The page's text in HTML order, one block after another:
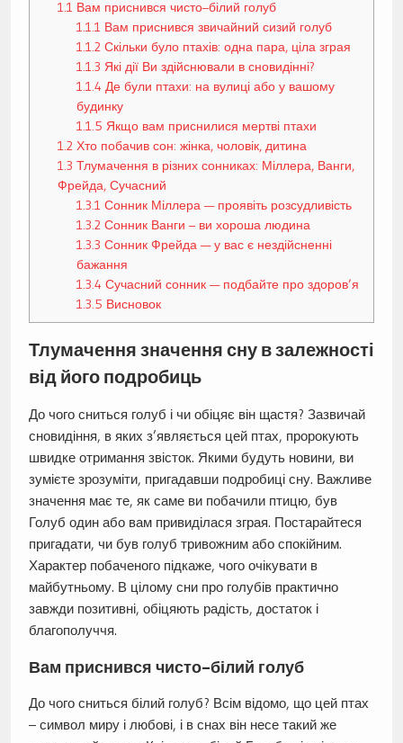
1.1 Вам приснився чисто–білий голуб
1.1.1 Вам приснився звичайний сизий голуб
1.1.2 Скільки було птахів: одна пара, ціла зграя
1.1.3 Які дії Ви здійснювали в сновидінні?
1.1.4 Де були птахи: на вулиці або у вашому
будинку
1.1.5 Якщо вам приснилися мертві птахи
1.2 Хто побачив сон: жінка, чоловік, дитина
1.3 Тлумачення в різних сонниках: Міллера, Ванги,
Фрейда, Сучасний
1.3.1 Сонник Міллера — проявіть розсудливість
1.3.2 Сонник Ванги – ви хороша людина
1.3.3 Сонник Фрейда — у вас є нездійсненні
бажання
1.3.4 Сучасний сонник — подбайте про здоров’я
1.3.5 Висновок
Тлумачення значення сну в залежності
від його подробиць
До чого сниться голуб і чи обіцяє він щастя? Зазвичай
сновидіння, в яких з’являється цей птах, пророкують
швидке отримання звісток. Якими будуть новини, ви
зумієте зрозуміти, пригадавши подробиці сну. Важливе
значення має те, як саме ви побачили птицю, був
Голуб один або вам привиділася зграя. Постарайтеся
пригадати, чи був голуб тривожним або спокійним.
Характер побаченого підкаже, чого очікувати в
майбутньому. В цілому сни про голубів практично
завжди позитивні, обіцяють радість, достаток і
благополуччя.
Вам приснився чисто–білий голуб
До чого сниться білий голуб? Всім відомо, що цей птах
– символ миру і любові, і в снах він несе такий же